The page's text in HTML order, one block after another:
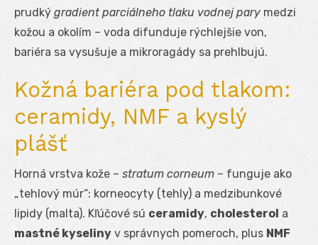
prudký gradient parciálneho tlaku vodnej pary medzi
kožou a okolím – voda difunduje rýchlejšie von,
bariéra sa vysušuje a mikroragády sa prehlbujú.
Kožná bariéra pod tlakom:
ceramidy, NMF a kyslý
plášť
Horná vrstva kože – stratum corneum – funguje ako
„tehlový múr“: korneocyty (tehly) a medzibunkové
lipidy (malta). Kľúčové sú ceramidy, cholesterol a
mastné kyseliny v správnych pomeroch, plus NMF